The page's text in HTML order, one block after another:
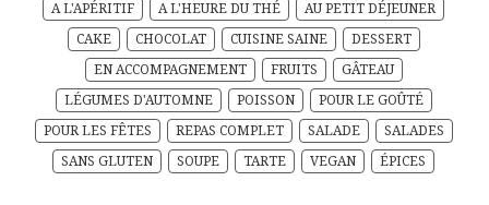
A L'APÉRITIF A L'HEURE DU THÉ
AU PETIT DÉJEUNER
CAKE
CHOCOLAT CUISINE SAINE
DESSERT
EN ACCOMPAGNEMENT
FRUITS
GÂTEAU
LÉGUMES D'AUTOMNE
POISSON
POUR LE GOÛTÉ
POUR LES FÊTES
REPAS COMPLET SALADE
SALADES
SANS GLUTEN
SOUPE TARTE VEGAN ÉPICES